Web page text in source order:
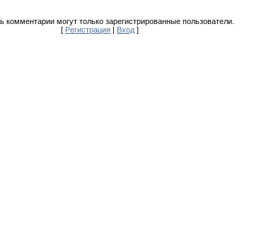
комментарии могут только зарегистрированные пользователи.
[ Регистрация Вход ]